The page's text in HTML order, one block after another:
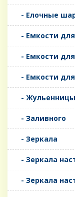
- Елочные
- Емкости
- Емкости
- Емкости
- Жульенницы
- Заливного
- Зеркала
- Зеркала
- Зеркала